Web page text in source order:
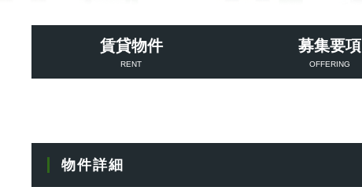
賃貸物件
RENT
募集要項
OFFERING
物件詳細